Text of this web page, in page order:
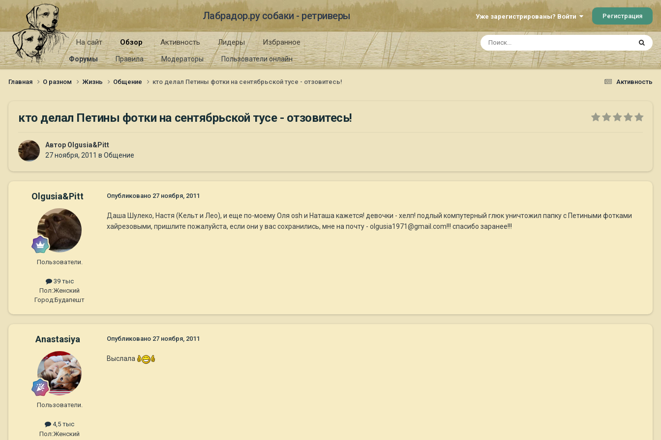
Лабрадор.ру собаки - ретриверы Уже зарегистрированы? Войти Регистрация
На сайт Обзор
Форумы Правила Модераторы Пользователи онлайн
Активность Лидеры Избранное
Активность
Главная О разном Жизнь Общение кто делал Петины фотки на сентябрьской тусе - отзовитесь!
кто делал Петины фотки на сентябрьской тусе - отзовитесь!
Автор Olgusia&Pitt
27 ноября, 2011 в Общение
Olgusia&Pitt
Пользователи.
39 тыс
Пол:Женский
Город:Будапешт
Опубликовано 27 ноября, 2011
Даша Шулеко, Настя (Кельт и Лео), и еще по-моему Оля osh и Наташа кажется! девочки - хелп! подлый компутерный глюк уничтожил папку с Петиными фотками
хайрезовыми, пришлите пожалуйста, если они у вас сохранились, мне на почту - olgusia1971@gmail.com!!! спасибо заранее!!!
Anastasiya
Пользователи.
4,5 тыс
Пол:Женский
Опубликовано 27 ноября, 2011
Выслала